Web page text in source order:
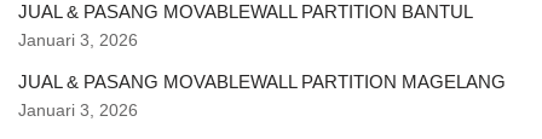
JUAL & PASANG MOVABLEWALL PARTITION BANTUL
Januari 3, 2026
JUAL & PASANG MOVABLEWALL PARTITION MAGELANG
Januari 3, 2026